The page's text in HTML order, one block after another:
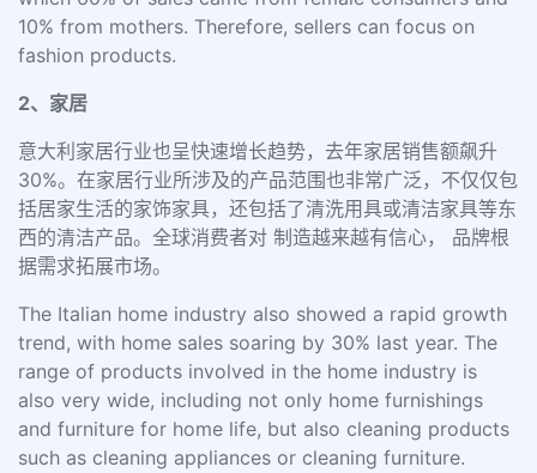
10% from mothers. Therefore, sellers can focus on
fashion products.
2、家居
意大利家居行业也呈快速增长趋势，去年家居销售额飙升
30%。在家居行业所涉及的产品范围也非常广泛，不仅仅包
括居家生活的家饰家具，还包括了清洗用具或清洁家具等东
西的清洁产品。全球消费者对 制造越来越有信心， 品牌根
据需求拓展市场。
The Italian home industry also showed a rapid growth
trend, with home sales soaring by 30% last year. The
range of products involved in the home industry is
also very wide, including not only home furnishings
and furniture for home life, but also cleaning products
such as cleaning appliances or cleaning furniture.